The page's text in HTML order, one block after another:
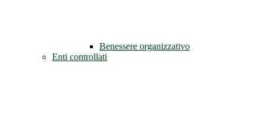
Benessere organizzativo
Enti controllati